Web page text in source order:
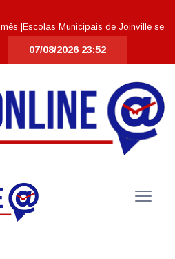
Escolas Municipais de Joinville se
07/08/2026 23:52